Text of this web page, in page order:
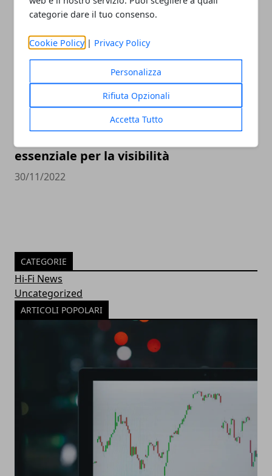
categorie dare il tuo consenso.
Cookie Policy | Privacy Policy
Personalizza
Rifiuta Opzionali
Accetta Tutto
23/05/2023
essenziale per la visibilità
30/11/2022
CATEGORIE
Hi-Fi News
Uncategorized
ARTICOLI POPOLARI